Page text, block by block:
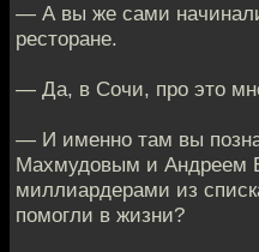
— А вы же сами
ресторане.
— Да, в Сочи, про это
— И именно там вы
Махмудовым и Андреем
миллиардерами из
помогли в жизни?